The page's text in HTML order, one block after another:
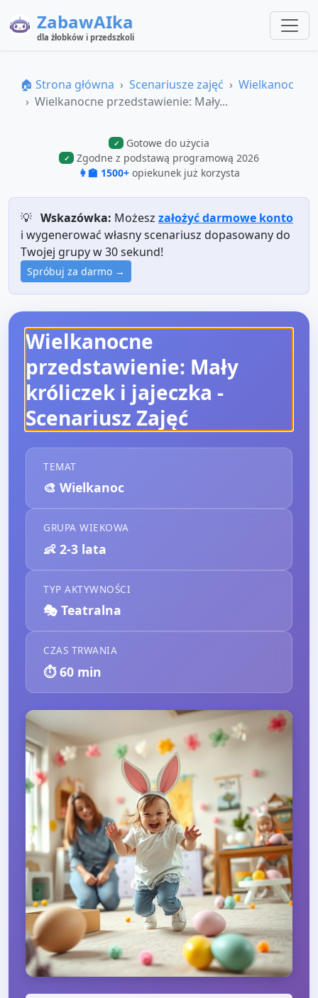
ZabawAIka
dla żłobków i przedszkoli
🏠 Strona główna Scenariusze zajęć
Wielkanoc
Wielkanocne przedstawienie: Mały...
✓ Gotowe do użycia
✓
Zgodne z podstawą programową 2026
👩‍🏫 1500+ opiekunek już korzysta
💡 Wskazówka: Możesz założyć darmowe konto
i wygenerować własny scenariusz dopasowany do
Twojej grupy w 30 sekund!
Spróbuj za darmo →
Wielkanocne
przedstawienie: Mały
króliczek i jajeczka -
Scenariusz Zajęć
TEMAT
🎨 Wielkanoc
GRUPA WIEKOWA
👶 2-3 lata
TYP AKTYWNOŚCI
🎭 Teatralna
CZAS TRWANIA
⏱️60 min